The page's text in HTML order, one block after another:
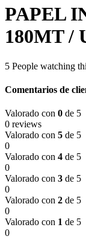
PAPEL
180MT /
5 People watching
Comentarios de
Valorado con 0 de 5
0 reviews
Valorado con 5 de 5
0
Valorado con 4 de 5
0
Valorado con 3 de 5
0
Valorado con 2 de 5
0
Valorado con 1 de 5
0